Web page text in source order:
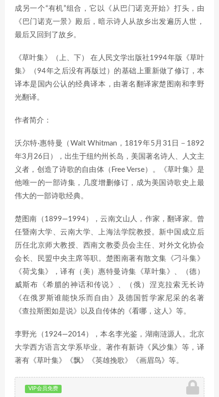
成另一个“有机”组合，它以《从巴门诺克开始》打头，由
《巴门诺克一景》殿后，暗示诗人从故乡出发遍历人世，
最后又回到了故乡。
《草叶集》（上、下） 在人民文学出版社1994年版《草叶
集》（94年之后没有再版过）的基础上重新做了修订，本
译本是国内公认的经典译本，由著名翻译家楚图南和李野
光翻译。
作者简介：
沃尔特·惠特曼（Walt Whitman，1819年5月31日－1892
年3月26日），出生于纽约州长岛，美国著名诗人、人文主
义者，创造了诗歌的自由体（Free Verse）。《草叶集》是
他唯一的一部诗集，几度增删修订，成为美国诗歌史上最
伟大的一部诗歌经典。
楚图南（1899—1994），云南文山人，作家，翻译家。曾
任暨南大学、云南大学、上海法学院教授。新中国成立后
历任北京师大教授、西南文教委员会主任、对外文化协会
会长、民盟中央主席等职。楚图南著有散文集《刁斗集》
《荷戈集》，译有（美）惠特曼诗集《草叶集》、（德）
威斯布《希腊的神话和传说》、（俄）涅克拉索无长诗
《在俄罗斯谁能快乐而自由》及德国哲学家尼采的名著
《查拉斯图如是说》以及自传体的《看哪，这人》等。
李野光（1924—2014），本名李光鉴，湖南涟源人。北京
大学西方语言文学系毕业。著作有新诗《风沙集》等，译
著有《草叶集》《飘》《英雄挽歌》《画眉鸟》等。
VIP会员免费